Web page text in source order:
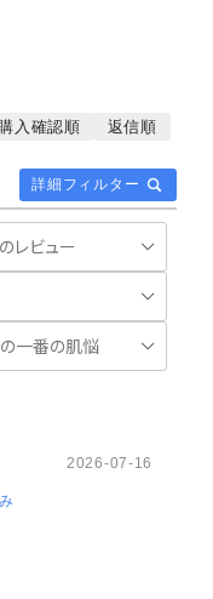
詳細フィルター
購入確認順
返信順
2026-07-16